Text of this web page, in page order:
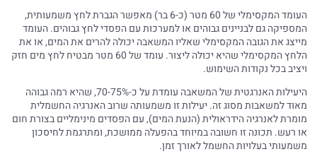
העומד המקסימלי של 60 מטר (כ-6 בר) מאפשר הגברת לחץ משמעותית,
המספיקה גם לבניינים גבוהים או למערכות עם הפסדי לחץ גבוהים. העומד
מייצג את הגובה המקסימלי שאליו המשאבה יכולה להרים את המים, או את
הלחץ המקסימלי שהיא יכולה ליצור. עומד של 60 מטר מבטיח לחץ מים חזק
ויציב בכל נקודות השימוש.
היעילות האנרגטית של המשאבה עומדת על כ-70-75%, שהיא רמה גבוהה
מאוד למשאבות מסוג זה. יעילות זו משמעותה שרוב האנרגיה החשמלית
מומרת לאנרגיה הידראולית (הנעת המים), עם הפסדים מינימליים בצורת חום
או רעש. תכונה זו חשובה במיוחד בהפעלה ממושכת, ומתרגמת לחיסכון
משמעותי בעלויות החשמל לאורך זמן.